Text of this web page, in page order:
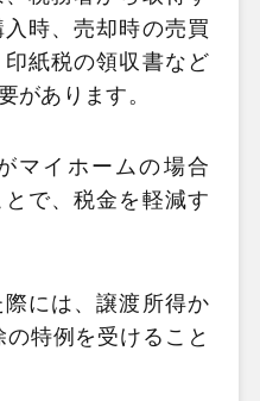
時、売却時の売買
紙税の領収書など
があります。
マイホームの場合
で、税金を軽減す
には、譲渡所得か
特例を受けること